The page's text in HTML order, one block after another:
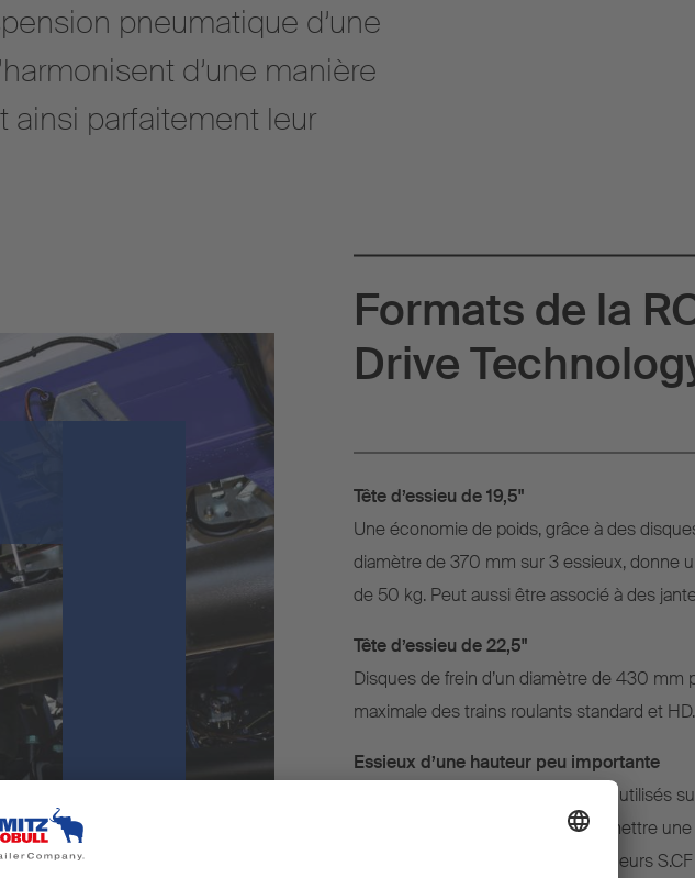
pneumatique d’une
d’une manière
ainsi parfaitement leur
Formats de la
Drive
Tête d’essieu de 19,5"
Une économie de poids, grâce à des
diamètre de 370 mm sur 3 essieux, donne
de 50 kg. Peut aussi être associé à des
Tête d’essieu de 22,5"
Disques de frein d’un diamètre de 430 mm
maximale des trains roulants standard et HD.
Essieux d’une hauteur peu importante
Les trains roulants compacts sont utilisés
jantes de 19,5 pouces, afin de permettre
maximale. Ou sur les porte-conteneurs